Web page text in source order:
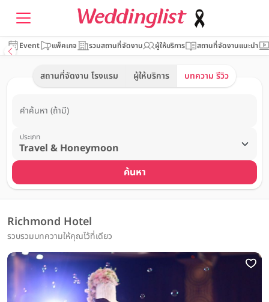
Event แพ็คเกจ รวมสถานที่จัดงาน ผู้ให้บริการ สถานที่จัดงานแนะนำ
สถานที่จัดงาน โรงแรม ผู้ให้บริการ บทความ รีวิว
คำค้นหา (ถ้ามี)
ประเภท
ค้นหา
Richmond Hotel
รวบรวมบทความให้คุณไว้ที่เดียว